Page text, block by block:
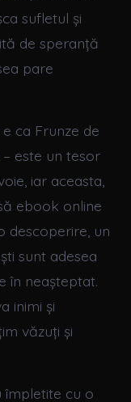
sufletul și
de speranță
pare
ca Frunze de
este un tesor
iar aceasta,
ebook online
descoperire, un
sunt adesea
în neașteptat.
inimi și
văzuți și
împletite cu o